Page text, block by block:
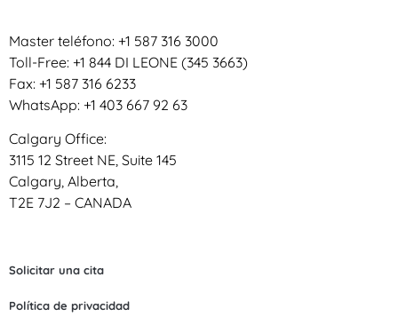
Master teléfono: +1 587 316 3000
Toll-Free: +1 844 DI LEONE (345 3663)
Fax: +1 587 316 6233
WhatsApp: +1 403 667 92 63
Calgary Office:
3115 12 Street NE, Suite 145
Calgary, Alberta,
T2E 7J2 – CANADA
Solicitar una cita
Política de privacidad